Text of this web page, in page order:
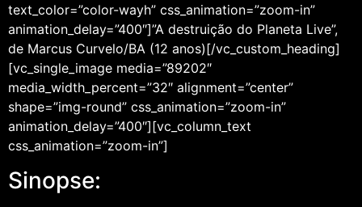
text_color=”color-wayh” css_animation=”zoom-in”
animation_delay=”400″]”A destruição do Planeta Live”,
de Marcus Curvelo/BA (12 anos)[/vc_custom_heading]
[vc_single_image media=”89202″
media_width_percent=”32″ alignment=”center”
shape=”img-round” css_animation=”zoom-in”
animation_delay=”400″][vc_column_text
css_animation=”zoom-in”]
Sinopse: